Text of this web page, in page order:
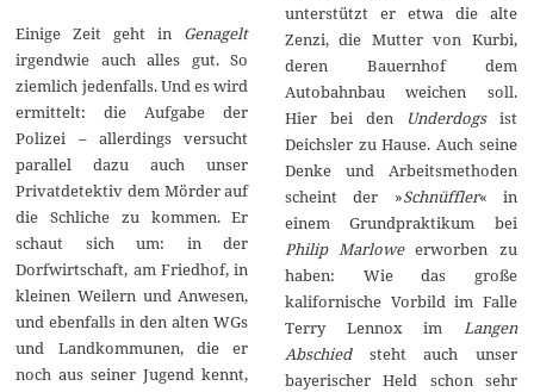
Einige Zeit geht in Genagelt
irgendwie auch alles gut. So
ziemlich jedenfalls. Und es wird
ermittelt: die Aufgabe der
Polizei – allerdings versucht
parallel dazu auch unser
Privatdetektiv dem Mörder auf
die Schliche zu kommen. Er
schaut sich um: in der
Dorfwirtschaft, am Friedhof, in
kleinen Weilern und Anwesen,
und ebenfalls in den alten WGs
und Landkommunen, die er
noch aus seiner Jugend kennt,
unterstützt er etwa die alte
Zenzi, die Mutter von Kurbi,
deren Bauernhof dem
Autobahnbau weichen soll.
Hier bei den
Underdogsist
Deichsler zu Hause. Auch seine
Denke und Arbeitsmethoden
scheint der »Schnüffler« in
einem Grundpraktikum bei
Philip Marloweerworben zu
haben: Wie das große
kalifornische Vorbild im Falle
Terry Lennox im
Langen
Abschiedsteht auch unser
bayerischer Held schon sehr